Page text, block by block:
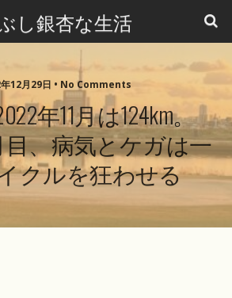
し銀杏な生活
12月29日 • No Comments
年11月は124km。
目、病気とケガは一
クルを狂わせる